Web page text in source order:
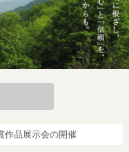
作品展示会の開催